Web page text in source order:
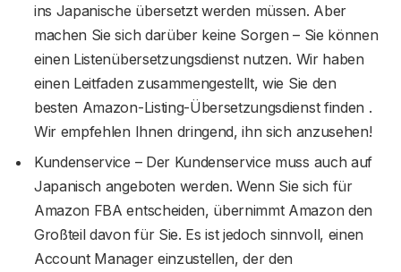
ins Japanische übersetzt werden müssen. Aber
machen Sie sich darüber keine Sorgen – Sie können
einen Listenübersetzungsdienst nutzen. Wir haben
einen Leitfaden zusammengestellt, wie Sie den
besten Amazon-Listing-Übersetzungsdienst finden .
Wir empfehlen Ihnen dringend, ihn sich anzusehen!
Kundenservice – Der Kundenservice muss auch auf
Japanisch angeboten werden. Wenn Sie sich für
Amazon FBA entscheiden, übernimmt Amazon den
Großteil davon für Sie. Es ist jedoch sinnvoll, einen
Account Manager einzustellen, der den